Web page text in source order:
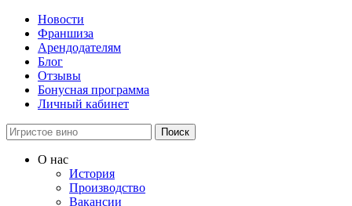
Новости
Франшиза
Арендодателям
Блог
Отзывы
Бонусная программа
Личный кабинет
Поиск
О нас
История
Производство
Вакансии